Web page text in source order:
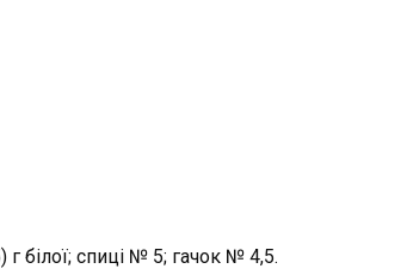
білої; спиці № 5; гачок № 4,5.